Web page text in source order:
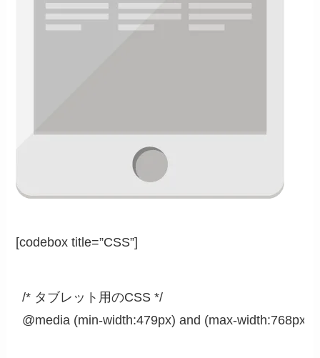
[codebox title=”CSS”]
/* タブレット用のCSS */
@media (min-width:479px) and (max-width:768px) {